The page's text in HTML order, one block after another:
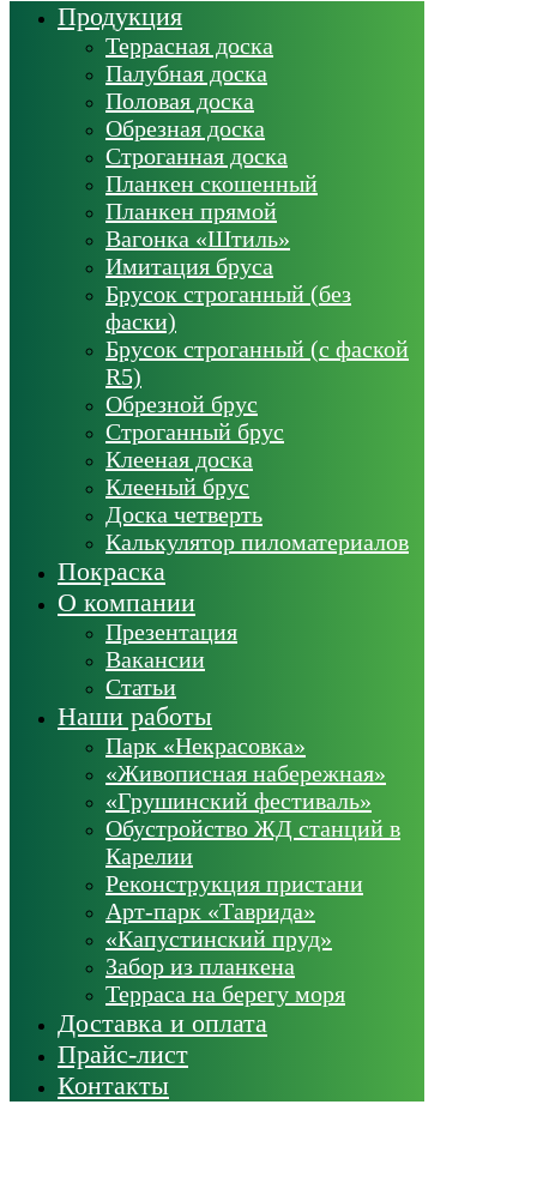
Продукция
Террасная доска
Палубная доска
Половая доска
Обрезная доска
Строганная доска
Планкен скошенный
Планкен прямой
Вагонка «Штиль»
Имитация бруса
Брусок строганный (без
фаски)
Брусок строганный (с фаской
R5)
Обрезной брус
Строганный брус
Клееная доска
Клееный брус
Доска четверть
Калькулятор пиломатериалов
Покраска
О компании
Презентация
Вакансии
Статьи
Наши работы
Парк «Некрасовка»
«Живописная набережная»
«Грушинский фестиваль»
Обустройство ЖД станций в
Карелии
Реконструкция пристани
Арт-парк «Таврида»
«Капустинский пруд»
Забор из планкена
Терраса на берегу моря
Доставка и оплата
Прайс-лист
Контакты